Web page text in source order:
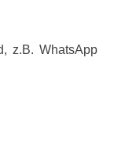
z.B. WhatsApp